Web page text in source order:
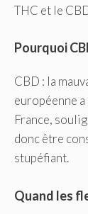
THC et le
Pourquoi
CBD : la
européenne
France,
donc être
stupéfiant.
Quand les